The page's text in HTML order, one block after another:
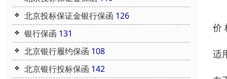
北京投标保证金银行保函 126
银行保函 131
北京银行履约保函 108
北京银行投标保函 142
价
适